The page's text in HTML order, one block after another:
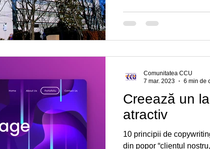
Creează un
atractiv
10 principii de
din popor “clientul
Comunitatea CCU
7 mar. 2023
6 min de